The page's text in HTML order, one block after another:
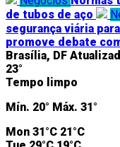
de tubos de aço
segurança viária
promove debate
Brasília, DF
23°
Tempo limpo
Mín. 20° Máx. 31°
Mon 31°C 21°C